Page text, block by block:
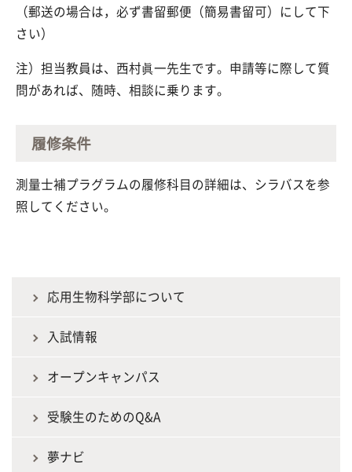
（郵送の場合は，必ず書留郵便（簡易書留可）にして下
さい）
注）担当教員は、西村眞一先生です。申請等に際して質
問があれば、随時、相談に乗ります。
履修条件
測量士補プラグラムの履修科目の詳細は、シラバスを参
照してください。
応用生物科学部について
入試情報
オープンキャンパス
受験生のためのQ&A
夢ナビ